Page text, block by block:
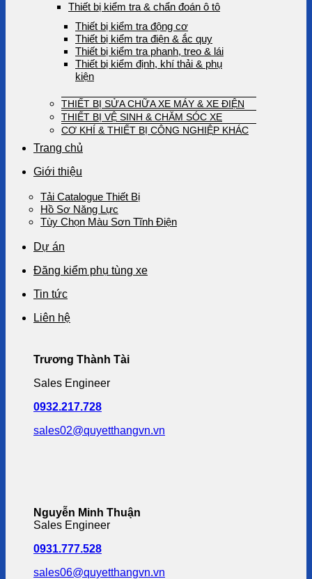
Thiết bị kiểm tra & chẩn đoán ô tô
Thiết bị kiểm tra động cơ
Thiết bị kiểm tra điện & ắc quy
Thiết bị kiểm tra phanh, treo & lái
Thiết bị kiểm định, khí thải & phụ
kiện
THIẾT BỊ SỬA CHỮA XE MÁY & XE ĐIỆN
THIẾT BỊ VỆ SINH & CHĂM SÓC XE
CƠ KHÍ & THIẾT BỊ CÔNG NGHIỆP KHÁC
Trang chủ
Giới thiệu
Tải Catalogue Thiết Bị
Hồ Sơ Năng Lực
Tùy Chọn Màu Sơn Tĩnh Điện
Dự án
Đăng kiểm phụ tùng xe
Tin tức
Liên hệ
Trương Thành Tài
Sales Engineer
0932.217.728
sales02@quyetthangvn.vn
Nguyễn Minh Thuận
Sales Engineer
0931.777.528
sales06@quyetthangvn.vn